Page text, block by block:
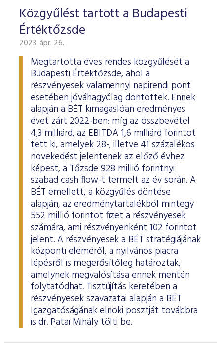
Közgyűlést tartott a Budapesti
Értéktőzsde
2023. ápr. 26.
Megtartotta éves rendes közgyűlését a
Budapesti Értéktőzsde, ahol a
részvényesek valamennyi napirendi pont
esetében jóváhagyólag döntöttek. Ennek
alapján a BÉT kimagaslóan eredményes
évet zárt 2022-ben: míg az összbevétel
4,3 milliárd, az EBITDA 1,6 milliárd forintot
tett ki, amelyek 28-, illetve 41 százalékos
növekedést jelentenek az előző évhez
képest, a Tőzsde 928 millió forintnyi
szabad cash flow-t termelt az év során. A
BÉT emellett, a közgyűlés döntése
alapján, az eredménytartalékból mintegy
552 millió forintot fizet a részvényesek
számára, ami részvényenként 102 forintot
jelent. A részvényesek a BÉT stratégiájának
központi eleméről, a nyilvános piacra
lépésről is megerősítőleg határoztak,
amelynek megvalósítása ennek mentén
folytatódhat. Tisztújítás keretében a
részvényesek szavazatai alapján a BÉT
Igazgatóságának elnöki posztját továbbra
is dr. Patai Mihály tölti be.